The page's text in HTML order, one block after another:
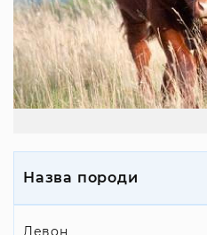
Назва породи
Девон